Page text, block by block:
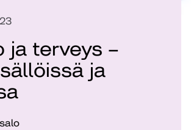
ja terveys –
ja